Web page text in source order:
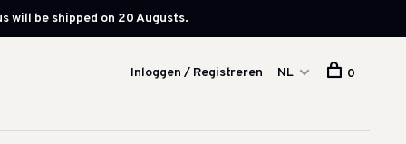
will be shipped on 20 Augusts.
Inloggen / Registreren NL 0